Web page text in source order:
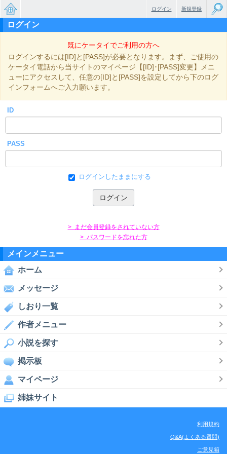
無料で
っと大
小説
新規登録
ログイン
ログイン
既にケータイでご利用の方へ
ログインするには[ID]と[PASS]が必要となります。まず、ご使用の
ケータイ電話から当サイトのマイページ【[ID]･[PASS]変更】メニ
ューにアクセスして、任意の[ID]と[PASS]を設定してから下のログ
インフォームへご入力願います。
ID
PASS
ログインしたままにする
> まだ会員登録をされていない方
> パスワードを忘れた方
メインメニュー
ホーム
メッセージ
しおり一覧
作者メニュー
小説を探す
掲示板
マイページ
姉妹サイト
利用規約
Q&A(よくある質問)
ご意見箱